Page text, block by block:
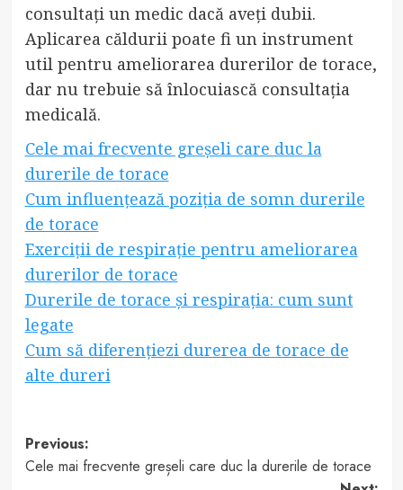
consultați un medic dacă aveți dubii.
Aplicarea căldurii poate fi un instrument
util pentru ameliorarea durerilor de torace,
dar nu trebuie să înlocuiască consultația
medicală.
Cele mai frecvente greșeli care duc la
durerile de torace
Cum influențează poziția de somn durerile
de torace
Exerciții de respirație pentru ameliorarea
durerilor de torace
Durerile de torace și respirația: cum sunt
legate
Cum să diferențiezi durerea de torace de
alte dureri
Post
Previous:
Cele mai frecvente greșeli care duc la durerile de torace